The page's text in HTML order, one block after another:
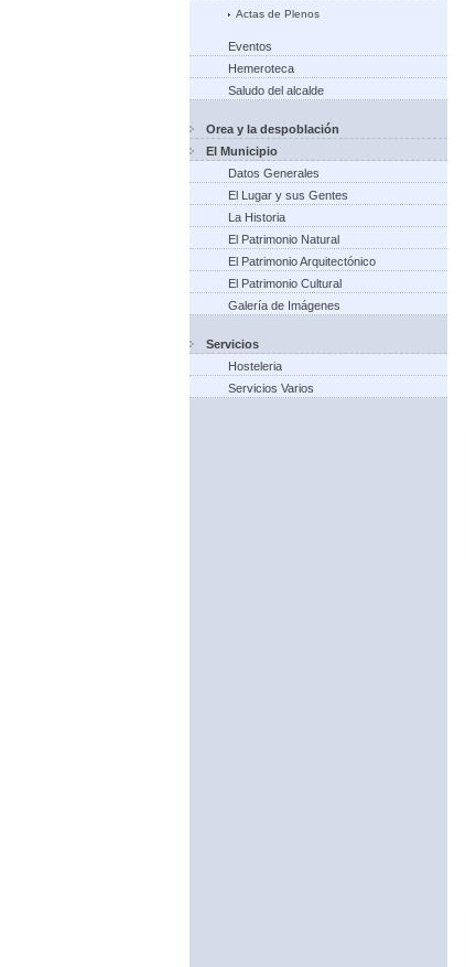
Actas de Plenos
Eventos
Hemeroteca
Saludo del alcalde
Orea y la despoblación
El Municipio
Datos Generales
El Lugar y sus Gentes
La Historia
El Patrimonio Natural
El Patrimonio Arquitectónico
El Patrimonio Cultural
Galería de Imágenes
Servicios
Hosteleria
Servicios Varios